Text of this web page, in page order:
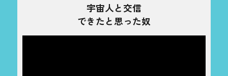
宇宙人と交信
できたと思った奴